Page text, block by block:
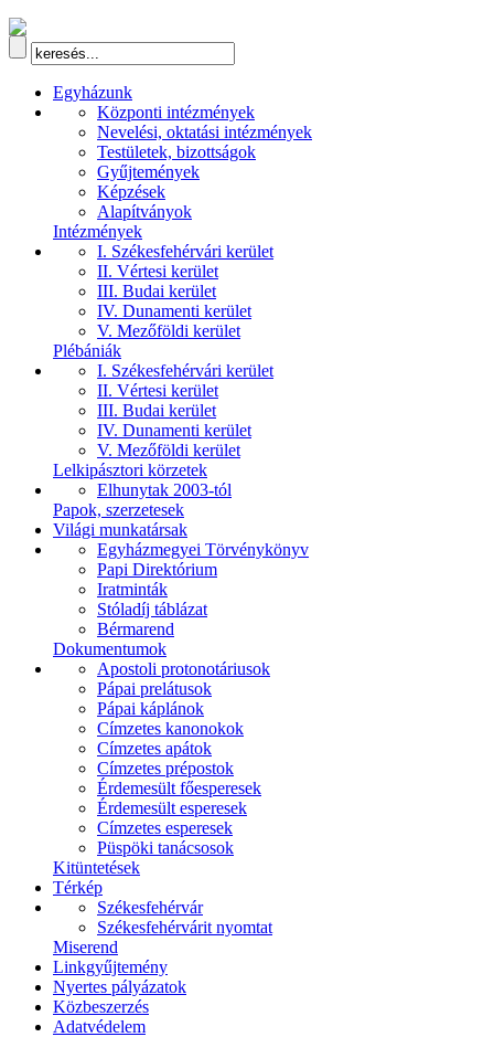
Egyházunk
Központi intézmények
Nevelési, oktatási intézmények
Testületek, bizottságok
Gyűjtemények
Képzések
Alapítványok
Intézmények
I. Székesfehérvári kerület
II. Vértesi kerület
III. Budai kerület
IV. Dunamenti kerület
V. Mezőföldi kerület
Plébániák
I. Székesfehérvári kerület
II. Vértesi kerület
III. Budai kerület
IV. Dunamenti kerület
V. Mezőföldi kerület
Lelkipásztori körzetek
Elhunytak 2003-tól
Papok, szerzetesek
Világi munkatársak
Egyházmegyei Törvénykönyv
Papi Direktórium
Iratminták
Stóladíj táblázat
Bérmarend
Dokumentumok
Apostoli protonotáriusok
Pápai prelátusok
Pápai káplánok
Címzetes kanonokok
Címzetes apátok
Címzetes prépostok
Érdemesült főesperesek
Érdemesült esperesek
Címzetes esperesek
Püspöki tanácsosok
Kitüntetések
Térkép
Székesfehérvár
Székesfehérvárit nyomtat
Miserend
Linkgyűjtemény
Nyertes pályázatok
Közbeszerzés
Adatvédelem